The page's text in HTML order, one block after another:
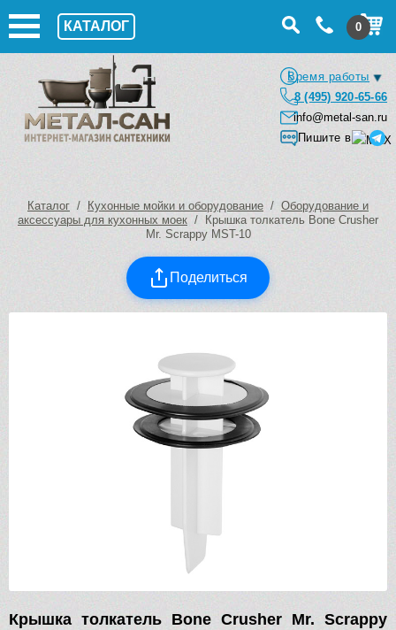
КАТАЛОГ 0
Время работы
8 (495) 920-65-66
info@metal-san.ru
Пишите в
Каталог / Кухонные мойки и оборудование / Оборудование и
аксессуары для кухонных моек / Крышка толкатель Bone Crusher
Мr. Scrappy MST-10
Поделиться
Крышка толкатель Bone Crusher Мr. Scrappy